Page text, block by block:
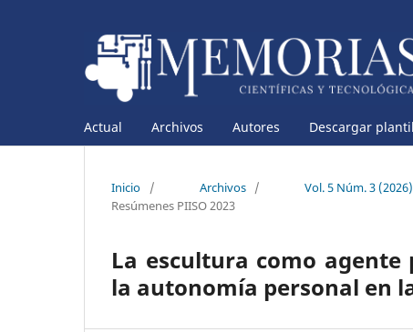
Actual Archivos Autores Descargar
Inicio / Archivos / Vol. 5 Núm. 3
Resúmenes PIISO 2023
La escultura como
la autonomía personal en